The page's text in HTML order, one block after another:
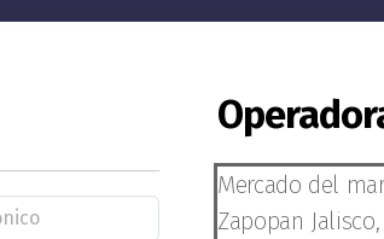
Mercado del
Zapopan